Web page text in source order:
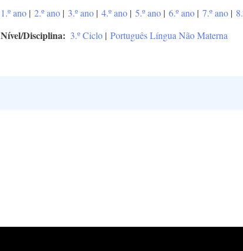
1.º ano | 2.º ano | 3.º ano | 4.º ano | 5.º ano | 6.º ano | 7.º ano |
Nível/Disciplina 3.º Ciclo | Português Língua Não Materna